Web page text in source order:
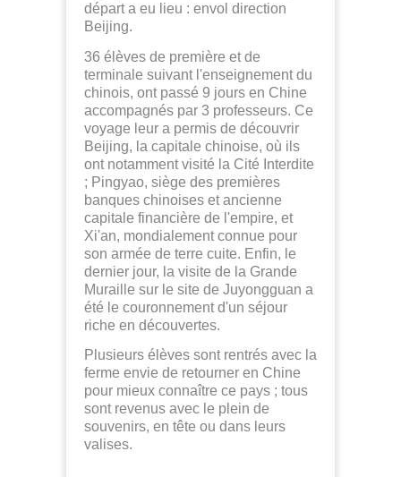
départa eu lieu : envol direction
Beijing.
36 élèves de première et de
terminale suivant l'enseignement du
chinois, ont passé 9 jours en Chine
accompagnés par 3 professeurs. Ce
voyage leur a permis de découvrir
Beijing, la capitale chinoise, où ils
ont notamment visité la Cité Interdite
; Pingyao, siège des premières
banques chinoises et ancienne
capitale financière de l'empire, et
Xi'an, mondialement connue pour
son armée de terre cuite. Enfin, le
dernier jour, la visite de la Grande
Muraille sur le site de Juyongguan a
été le couronnement d'un séjour
riche en découvertes.
Plusieurs élèves sont rentrés avec la
ferme envie de retourner en Chine
pour mieux connaître ce pays ; tous
sont revenus avec le plein de
souvenirs, en tête ou dans leurs
valises.